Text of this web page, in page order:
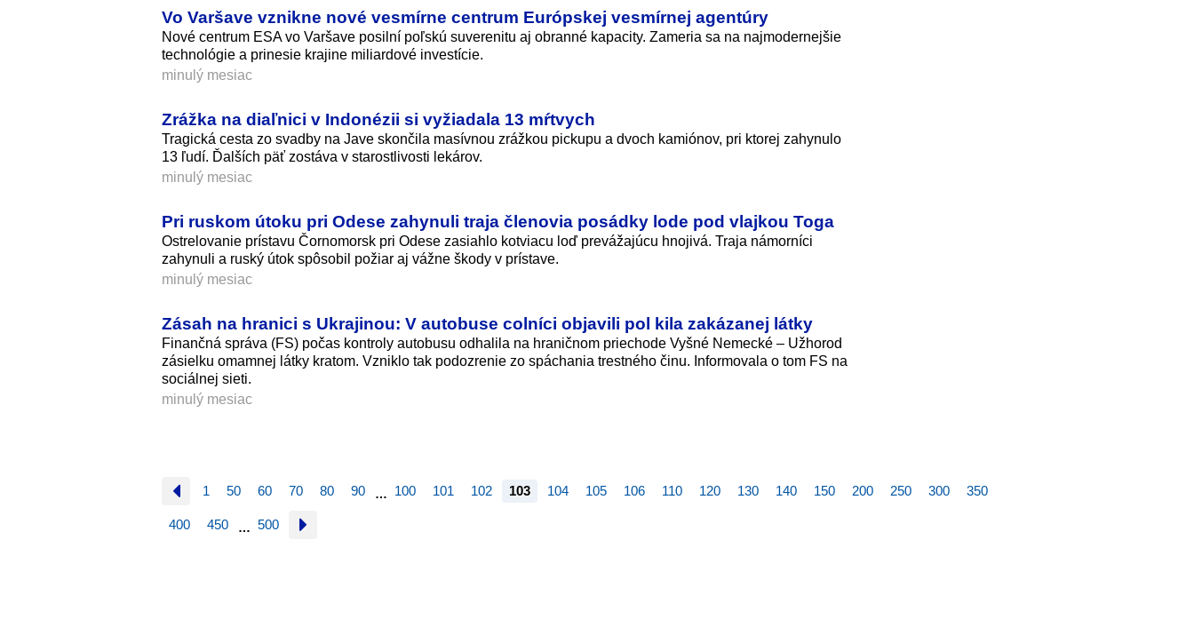
Vo Varšave vznikne nové vesmírne centrum Európskej vesmírnej agentúry
Nové centrum ESA vo Varšave posilní poľskú suverenitu aj obranné kapacity. Zameria sa na najmodernejšie
technológie a prinesie krajine miliardové investície.
minulý mesiac
Zrážka na diaľnici v Indonézii si vyžiadala 13 mŕtvych
Tragická cesta zo svadby na Jave skončila masívnou zrážkou pickupu a dvoch kamiónov, pri ktorej zahynulo
13 ľudí. Ďalších päť zostáva v starostlivosti lekárov.
minulý mesiac
Pri ruskom útoku pri Odese zahynuli traja členovia posádky lode pod vlajkou Toga
Ostrelovanie prístavu Čornomorsk pri Odese zasiahlo kotviacu loď prevážajúcu hnojivá. Traja námorníci
zahynuli a ruský útok spôsobil požiar aj vážne škody v prístave.
minulý mesiac
Zásah na hranici s Ukrajinou: V autobuse colníci objavili pol kila zakázanej látky
Finančná správa (FS) počas kontroly autobusu odhalila na hraničnom priechode Vyšné Nemecké – Užhorod
zásielku omamnej látky kratom. Vzniklo tak podozrenie zo spáchania trestného činu. Informovala o tom FS na
sociálnej sieti.
minulý mesiac
1 50 60 70 80 90 … 100 101 102 103 104 105 106 110 120 130 140 150 200 250 300 350
400 450 … 500